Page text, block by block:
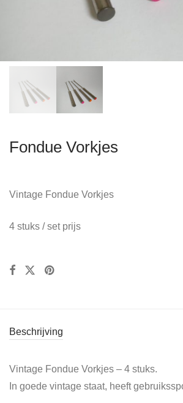
Fondue Vorkjes
Vintage Fondue Vorkjes
4 stuks / set prijs
Beschrijving
Vintage Fondue Vorkjes – 4 stuks.
In goede vintage staat, heeft